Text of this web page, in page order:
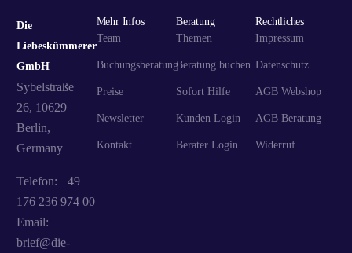
Die
Liebeskümmerer
GmbH
Sybelstraße
26, 10629
Berlin,
Germany
Telefon: +49
176 236 974 00
Email:
brief@die-
Mehr Infos
Team
Buchungsberatung
Preise
Newsletter
Kontakt
Beratung
Themen
Beratung buchen
Sofort Hilfe
Kunden Login
Berater Login
Rechtliches
Impressum
Datenschutz
AGB Webshop
AGB Beratung
Widerruf